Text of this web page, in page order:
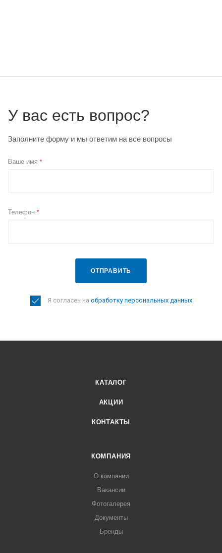
У вас есть вопрос?
Заполните форму и мы ответим на все вопросы
Ваше имя *
Телефон *
ОТПРАВИТЬ
Я согласен на обработку персональных данных
КАТАЛОГ
АКЦИИ
КОНТАКТЫ
КОМПАНИЯ
О компании
Вакансии
Фотогалерея
Документы
Бренды